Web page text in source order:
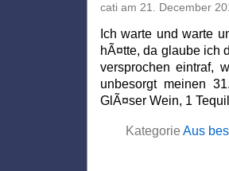
cati am 21. December
Ich warte und warte
hÃ¤tte, da glaube ich
versprochen eintraf,
unbesorgt meinen
GlÃ¤ser Wein, 1
Kategorie Aus